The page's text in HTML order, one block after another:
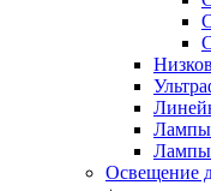
Лампы
Освещение